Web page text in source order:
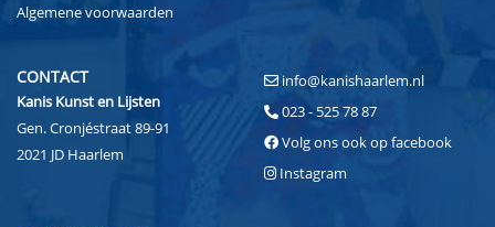
Algemene voorwaarden
CONTACT
Kanis Kunst en Lijsten
Gen. Cronjéstraat 89-91
2021 JD Haarlem
info@kanishaarlem.nl
023 - 525 78 87
Volg ons ook op facebook
Instagram